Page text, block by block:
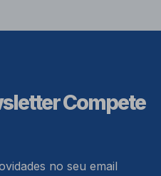
Compete
no seu email